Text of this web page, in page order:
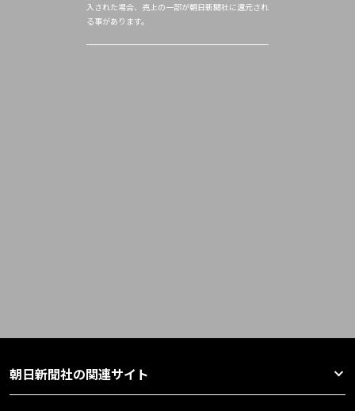
入された場合、売上の一部が朝日新聞社に還元され
る事があります。
朝日新聞社の関連サイト